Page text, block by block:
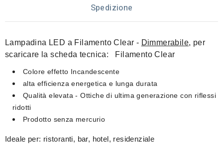
Spedizione
Lampadina LED a Filamento Clear - Dimmerabile, per
scaricare la scheda tecnica:
Filamento Clear
Colore effetto Incandescente
alta efficienza energetica e lunga durata
Qualità elevata - Ottiche di ultima generazione con riflessi
ridotti
Prodotto senza mercurio
Ideale per: ristoranti, bar, hotel, residenziale